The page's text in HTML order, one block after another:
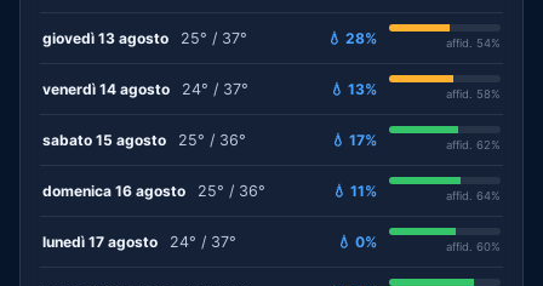
giovedì 13 agosto 25° / 37° 💧 28% affid. 54%
venerdì 14 agosto 24° / 37° 💧 13% affid. 58%
sabato 15 agosto 25° / 36° 💧 17% affid. 62%
domenica 16 agosto 25° / 36° 💧 11% affid. 64%
lunedì 17 agosto 24° / 37° 💧 0% affid. 60%